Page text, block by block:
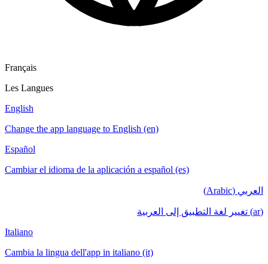
Français
Les Langues
English
Change the app language to English (en)
Español
Cambiar el idioma de la aplicación a español (es)
العربي (Arabic)
(ar) تغيير لغة التطبيق إلى العربية
Italiano
Cambia la lingua dell'app in italiano (it)